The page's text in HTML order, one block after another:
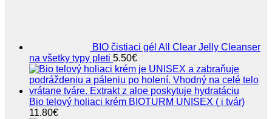
BIO čistiaci gél All Clear Jelly Cleanser
na všetky typy pleti 5.50€
Bio telový holiaci krém BIOTURM UNISEX ( i tvár)
11.80€